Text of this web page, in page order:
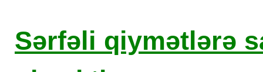
Sərfəli qiymətlərə